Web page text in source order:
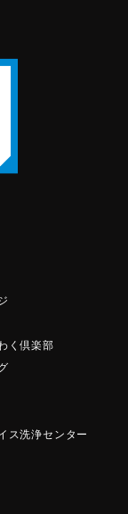
く倶楽部
ス洗浄センター